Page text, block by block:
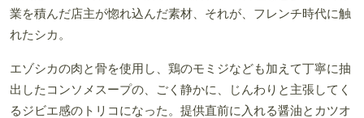
業を積んだ店主が惚れ込んだ素材、それが、フレンチ時代に触
れたシカ。
エゾシカの肉と骨を使用し、鶏のモミジなども加えて丁寧に抽
出したコンソメスープの、ごく静かに、じんわりと主張してく
るジビエ感のトリコになった。提供直前に入れる醤油とカツオ